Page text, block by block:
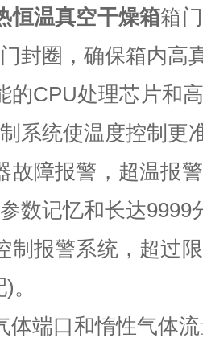
恒温真空干燥箱箱
封圈，确保箱内高
的CPU处理芯片和
系统使温度控制更
故障报警，超温报
数记忆和长达9999
制报警系统，超过
体端口和惰性气体